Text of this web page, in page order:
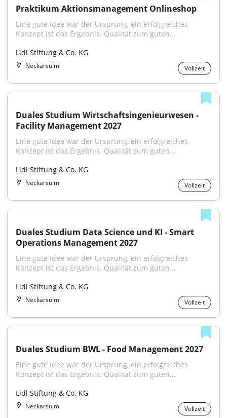
Praktikum Aktionsmanagement Onlineshop
Eine gute Idee war der Ursprung, ein erfolgreiches
Konzept ist das Ergebnis. Qualität zum guten...
Lidl Stiftung & Co. KG
Neckarsulm Vollzeit
Duales Studium Wirtschaftsingenieurwesen -
Facility Management 2027
Eine gute Idee war der Ursprung, ein erfolgreiches
Konzept ist das Ergebnis. Qualität zum guten...
Lidl Stiftung & Co. KG
Neckarsulm Vollzeit
Duales Studium Data Science und KI - Smart
Operations Management 2027
Eine gute Idee war der Ursprung, ein erfolgreiches
Konzept ist das Ergebnis. Qualität zum guten...
Lidl Stiftung & Co. KG
Neckarsulm Vollzeit
Duales Studium BWL - Food Management 2027
Eine gute Idee war der Ursprung, ein erfolgreiches
Konzept ist das Ergebnis. Qualität zum guten...
Lidl Stiftung & Co. KG
Neckarsulm Vollzeit